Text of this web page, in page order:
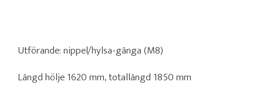
Utförande: nippel/hylsa-gänga (M8)
Längd hölje 1620 mm, totallängd 1850 mm